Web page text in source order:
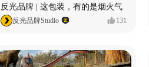
反光品牌 | 这包装，有的是烟火气
反光品牌Studio 131